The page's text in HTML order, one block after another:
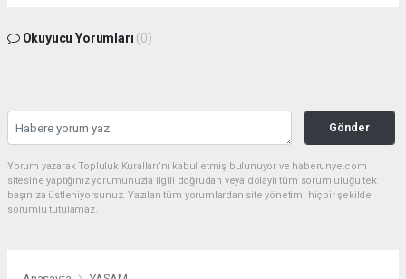
Okuyucu Yorumları (0)
Gönder
Yorum yazarak Topluluk Kuralları’nı kabul etmiş bulunuyor ve haberunye.com
sitesine yaptığınız yorumunuzla ilgili doğrudan veya dolaylı tüm sorumluluğu tek
başınıza üstleniyorsunuz. Yazılan tüm yorumlardan site yönetimi hiçbir şekilde
sorumlu tutulamaz.